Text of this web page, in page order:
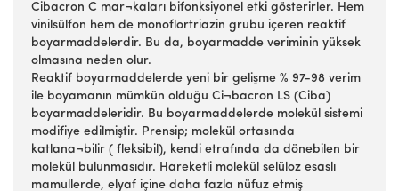
Cibacron C mar¬kaları bifonksiyonel etki gösterirler. Hem
vinilsülfon hem de monoflortriazin grubu içeren reaktif
boyarmaddelerdir. Bu da, boyarmadde veriminin yüksek
olmasına neden olur.
Reaktif boyarmaddelerde yeni bir gelişme % 97-98 verim
ile boyamanın mümkün olduğu Ci¬bacron LS (Ciba)
boyarmaddeleridir. Bu boyarmaddelerde molekül sistemi
modifiye edilmiştir. Prensip; molekül ortasında
katlana¬bilir ( fleksibil), kendi etrafında da dönebilen bir
molekül bulunmasıdır. Hareketli molekül selüloz esaslı
mamullerde, elyaf içine daha fazla nüfuz etmiş